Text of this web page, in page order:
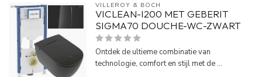
VILLEROY & BOCH
VICLEAN-I200 MET GEBERIT
SIGMA70 DOUCHE-WC-ZWART
Ontdek de ultieme combinatie van
technologie, comfort en stijl met de ...